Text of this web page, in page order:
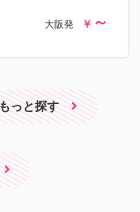
大阪発
っと探す